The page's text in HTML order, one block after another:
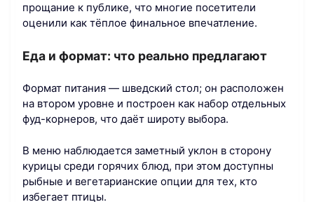
прощание к публике, что многие посетители
оценили как тёплое финальное впечатление.
Еда и формат: что реально предлагают
Формат питания — шведский стол; он расположен
на втором уровне и построен как набор отдельных
фуд-корнеров, что даёт широту выбора.
В меню наблюдается заметный уклон в сторону
курицы среди горячих блюд, при этом доступны
рыбные и вегетарианские опции для тех, кто
избегает птицы.